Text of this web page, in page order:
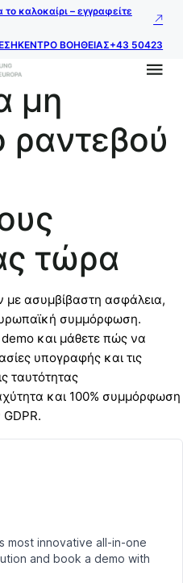
καλοκαίρι – εγγραφείτε
ΚΕΝΤΡΟ ΒΟΗΘΕΙΑΣ+43 50423
μη
ραντεβού
τώρα
με ασυμβίβαστη ασφάλεια,
συμμόρφωση.
και μάθετε πώς να
υπογραφής και τις
ταυτότητας
και 100% συμμόρφωση
GDPR.